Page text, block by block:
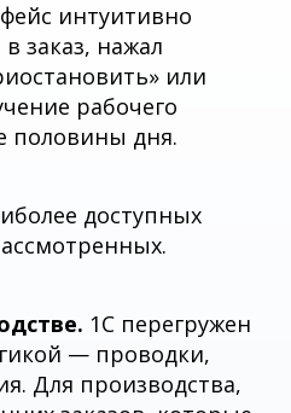
интуитивно
заказ, нажал
или
рабочего
половины дня.
доступных
1С перегружен
— проводки,
Для производства,